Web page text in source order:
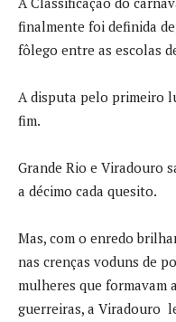
finalmente foi definida
fôlego entre as escolas
A disputa pelo primeiro
fim.
Grande Rio e Viradouro
a décimo cada quesito.
Mas, com o enredo
nas crenças voduns de
mulheres que formavam
guerreiras, a Viradouro